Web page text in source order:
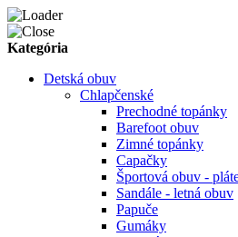
Kategória
Detská obuv
Chlapčenské
Prechodné topánky
Barefoot obuv
Zimné topánky
Capačky
Športová obuv -
Sandále - letná obuv
Papuče
Gumáky